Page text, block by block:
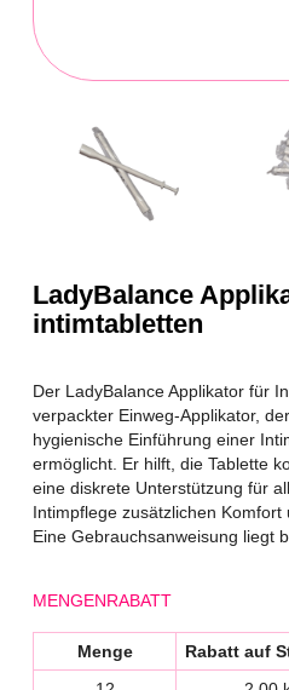
LadyBalance
intimtabletten
Der LadyBalance Applikator für
verpackter Einweg-Applikator,
hygienische Einführung einer
ermöglicht. Er hilft, die Tablette
eine diskrete Unterstützung für
Intimpflege zusätzlichen Komfort
Eine Gebrauchsanweisung liegt
MENGENRABATT
Menge Rabatt auf